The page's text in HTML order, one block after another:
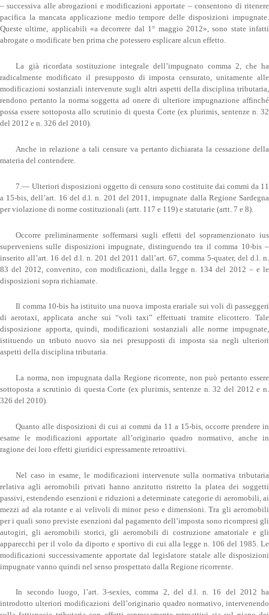
– successiva alle abrogazioni e modificazioni apportate – consentono di ritenere
pacifica la mancata applicazione medio tempore delle disposizioni impugnate.
Queste ultime, applicabili «a decorrere dal 1° maggio 2012», sono state infatti
abrogate o modificate ben prima che potessero esplicare alcun effetto.
La già ricordata sostituzione integrale dell’impugnato comma 2, che ha
radicalmente modificato il presupposto di imposta censurato, unitamente alle
modificazioni sostanziali intervenute sugli altri aspetti della disciplina tributaria,
rendono pertanto la norma soggetta ad onere di ulteriore impugnazione affinché
possa essere sottoposta allo scrutinio di questa Corte (ex plurimis, sentenze n. 32
del 2012 e n. 326 del 2010).
Anche in relazione a tali censure va pertanto dichiarata la cessazione della
materia del contendere.
7.— Ulteriori disposizioni oggetto di censura sono costituite dai commi da 11
a 15-bis, dell’art. 16 del d.l. n. 201 del 2011, impugnate dalla Regione Sardegna
per violazione di norme costituzionali (artt. 117 e 119) e statutarie (artt. 7 e 8).
Occorre preliminarmente soffermarsi sugli effetti del sopramenzionato ius
superveniens sulle disposizioni impugnate, distinguendo tra il comma 10-bis –
inserito all’art. 16 del d.l. n. 201 del 2011 dall’art. 67, comma 5-quater, del d.l. n.
83 del 2012, convertito, con modificazioni, dalla legge n. 134 del 2012 – e le
disposizioni sopra richiamate.
Il comma 10-bis ha istituito una nuova imposta erariale sui voli di passeggeri
di aerotaxi, applicata anche sui “voli taxi” effettuati tramite elicottero. Tale
disposizione apporta, quindi, modificazioni sostanziali alle norme impugnate,
istituendo un tributo nuovo sia nei presupposti di imposta sia negli ulteriori
aspetti della disciplina tributaria.
La norma, non impugnata dalla Regione ricorrente, non può pertanto essere
sottoposta a scrutinio di questa Corte (ex plurimis, sentenze n. 32 del 2012 e n.
326 del 2010).
Quanto alle disposizioni di cui ai commi da 11 a 15-bis, occorre prendere in
esame le modificazioni apportate all’originario quadro normativo, anche in
ragione dei loro effetti giuridici espressamente retroattivi.
Nel caso in esame, le modificazioni intervenute sulla normativa tributaria
relativa agli aeromobili privati hanno anzitutto ristretto la platea dei soggetti
passivi, estendendo esenzioni e riduzioni a determinate categorie di aeromobili, ai
mezzi ad ala rotante e ai velivoli di minor peso e dimensioni. Tra gli aeromobili
per i quali sono previste esenzioni dal pagamento dell’imposta sono ricompresi gli
autogiri, gli aeromobili storici, gli aeromobili di costruzione amatoriale e gli
apparecchi per il volo da diporto e sportivo di cui alla legge n. 106 del 1985. Le
modificazioni successivamente apportate dal legislatore statale alle disposizioni
impugnate vanno quindi nel senso prospettato dalla Regione ricorrente.
In secondo luogo, l’art. 3-sexies, comma 2, del d.l. n. 16 del 2012 ha
introdotto ulteriori modificazioni dell’originario quadro normativo, intervenendo